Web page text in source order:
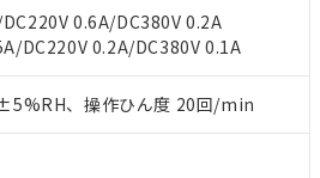
0.6A/DC380V 0.2A
DC220V 0.2A/DC380V 0.1A
、操作ひん度 20回/min
商品の当社在庫状況および標準価格(
本サービスの対象外となる商品もあ
在庫および標準価格とは異なる場合
様のお取引先、またはお客様担当の
ドミウム(Cd) 100ppm以下、
類(PBB) 1000ppm以下、ポリ臭化ジフェニルエ
る適用除外項目は除く。
い合わせください。
ウム) : 100ppm、
ニル類) : 1000ppm、 PBDEs(ポリ臭化ジフェニ
イソブチル) : 1000ppm、 BBP(フタル酸ブチル
為替および外国貿易法に定める商品
合は、日本国政府の輸出許可(または
完全に破砕するなど、違法に輸出され
、化学兵器、生物兵器またはその他